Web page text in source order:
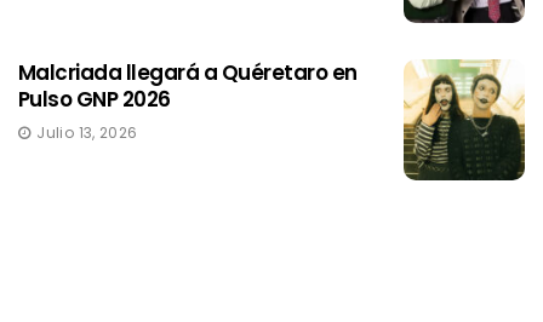
Malcriada llegará a Quéretaro en
Pulso GNP 2026
Julio 13, 2026